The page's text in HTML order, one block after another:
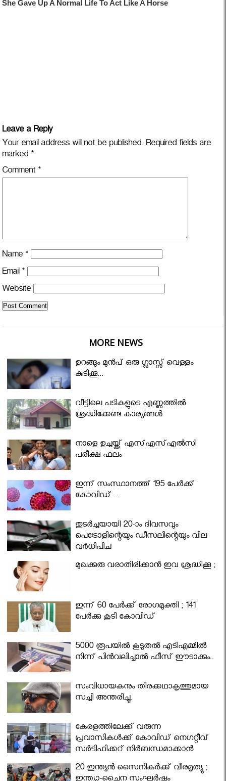
Leave a Reply
Your email address will not be published. Required fields are
marked *
Comment *
Name *
Email *
Website
MORE NEWS
ഉറങ്ങും മുന്‍പ് ഒരു ഗ്ലാസ്സ് വെള്ളം
കുടിക്കൂ...
വീട്ടിലെ പടികളുടെ എണ്ണത്തിൽ
ശ്രദ്ധിക്കേണ്ട കാര്യങ്ങൾ
നാളെ ഉച്ചയ്ക്ക് എസ്എസ്എല്‍സി
പരീക്ഷ ഫലം
ഇന്ന് സംസ്ഥാനത്ത് 195 പേര്‍ക്ക്
കോവിഡ് ...
തുടർച്ചയായി 20-ാം ദിവസവും
പെട്രോളിന്റെയും ഡീസലിന്റെയും വില
വര്‍ധിപ്പിച്ചു
മുഖക്കുരു വരാതിരിക്കാന്‍ ഇവ ശ്രദ്ധിക്കൂ ;
ഇന്ന് 60 പേർക്ക് രോഗമുക്തി ; 141
പേര്‍ക്കു കൂടി കോവിഡ്
5000 രൂപയിൽ കൂടുതൽ എടിഎമ്മിൽ
നിന്ന് പിൻവലിച്ചാൽ ഫീസ് ഈടാക്കും..
സംവിധായകനും തിരക്കഥാകൃത്തുമായ
സച്ചി അന്തരിച്ചു.
കേരളത്തിലേക്ക് വരുന്ന
പ്രവാസികള്‍ക്ക് കോവിഡ് നെഗറ്റീവ്
സര്‍ട്ടിഫിക്കറ്റ് നിർബന്ധമാക്കാൻ
മന്ത്രിസഭ
20 ഇന്ത്യൻ സൈനികർക്ക് വീരമൃത്യു ;